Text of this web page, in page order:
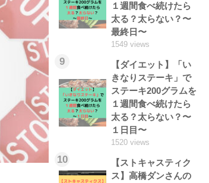
１週間食べ続けたら
太る？太らない？〜
最終日〜
1549 views
9
【ダイエット】「い
きなりステーキ」で
ステーキ200グラムを
１週間食べ続けたら
太る？太らない？〜
１日目〜
1520 views
10
【ストキャスティク
ス】高橋ダンさんの